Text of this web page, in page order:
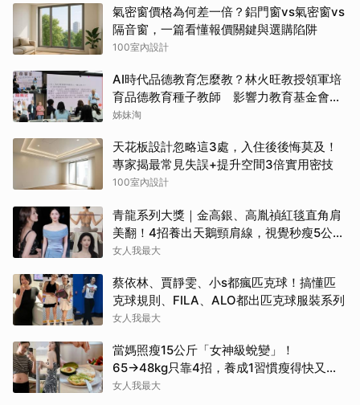
氣密窗價格為何差一倍？鋁門窗vs氣密窗vs
隔音窗，一篇看懂報價關鍵與選購陷阱
100室內設計
AI時代品德教育怎麼教？林火旺教授領軍培
育品德教育種子教師 影響力教育基金會攜
手新生代基金會
姊妹淘
天花板設計忽略這3處，入住後後悔莫及！
專家揭最常見失誤+提升空間3倍實用密技
100室內設計
青龍系列大獎｜金高銀、高胤禎紅毯直角肩
美翻！4招養出天鵝頸肩線，視覺秒瘦5公
斤！
女人我最大
蔡依林、賈靜雯、小s都瘋匹克球！搞懂匹
克球規則、FILA、ALO都出匹克球服裝系列
女人我最大
當媽照瘦15公斤「女神級蛻變」！
65→48kg只靠4招，養成1習慣瘦得快又不
復胖
女人我最大